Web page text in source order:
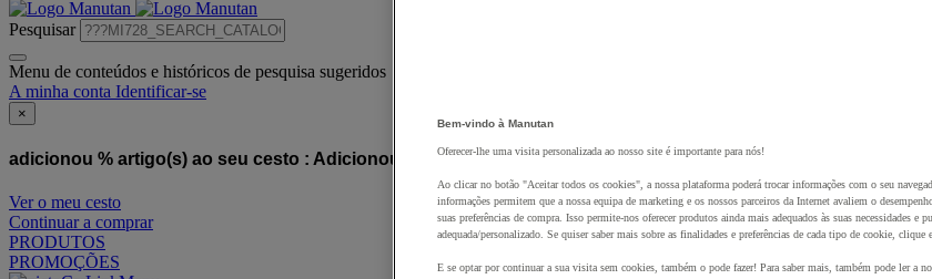
Pesquisar
Menu de conteúdos e históricos de pesquisa sugeridos
A minha conta Identificar-se
×
adicionou % artigo(s) ao seu cesto : Adicionou este artigo ao seu cesto :
Ver o meu cesto
Continuar a comprar
PRODUTOS
PROMOÇÕES
Bem-vindo à Manutan
Oferecer-lhe uma visita personalizada ao nosso site é importante para nós!
Ao clicar no botão "Aceitar todos os cookies", a nossa plataforma poderá trocar informações com o seu
informações permitem que a nossa equipa de marketing e os nossos parceiros da Internet avaliem o
suas preferências de compra. Isso permite-nos oferecer produtos ainda mais adequados às suas necessidades e
adequada/personalizado. Se quiser saber mais sobre as finalidades e preferências de cada tipo de cookie, clique
E se optar por continuar a sua visita sem cookies, também o pode fazer! Para saber mais, também pode ler a